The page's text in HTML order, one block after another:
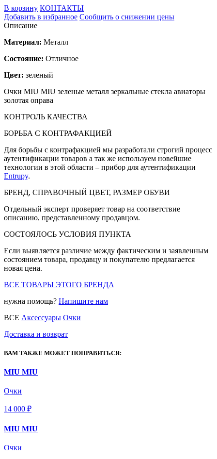
В корзину КОНТАКТЫ
Добавить в избранное Сообщить о снижении цены
Описание
Материал: Металл
Состояние: Отличное
Цвет: зеленый
Очки MIU MIU зеленые металл зеркальные стекла авиаторы
золотая оправа
КОНТРОЛЬ КАЧЕСТВА
БОРЬБА С КОНТРАФАКЦИЕЙ
Для борьбы с контрафакцией мы разработали строгий процесс
аутентификации товаров а так же используем новейшие
технологии в этой области – прибор для аутентификации
Entrupy.
БРЕНД, СПРАВОЧНЫЙ ЦВЕТ, РАЗМЕР ОБУВИ
Отдельный эксперт проверяет товар на соответствие
описанию, представленному продавцом.
СОСТОЯЛОСЬ УСЛОВИЯ ПУНКТА
Если выявляется различие между фактическим и заявленным
состоянием товара, продавцу и покупателю предлагается
новая цена.
ВСЕ ТОВАРЫ ЭТОГО БРЕНДА
нужна помощь? Напишите нам
ВСЕ Аксессуары Очки
Доставка и возврат
ВАМ ТАКЖЕ МОЖЕТ ПОНРАВИТЬСЯ:
MIU MIU
Очки
14 000 ₽
MIU MIU
Очки